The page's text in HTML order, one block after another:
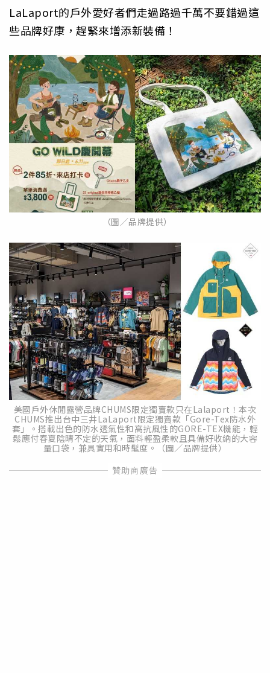
LaLaport的戶外愛好者們走過路過千萬不要錯過這
些品牌好康，趕緊來增添新裝備！
（圖／品牌提供）
美國戶外休閒露營品牌CHUMS限定獨賣款只在Lalaport！本次
CHUMS推出台中三井LaLaport限定獨賣款「Gore-Tex防水外
套」。搭載出色的防水透氣性和高抗風性的GORE-TEX機能，輕
鬆應付春夏陰晴不定的天氣，面料輕盈柔軟且具備好收納的大容
量口袋，兼具實用和時髦度。（圖／品牌提供）